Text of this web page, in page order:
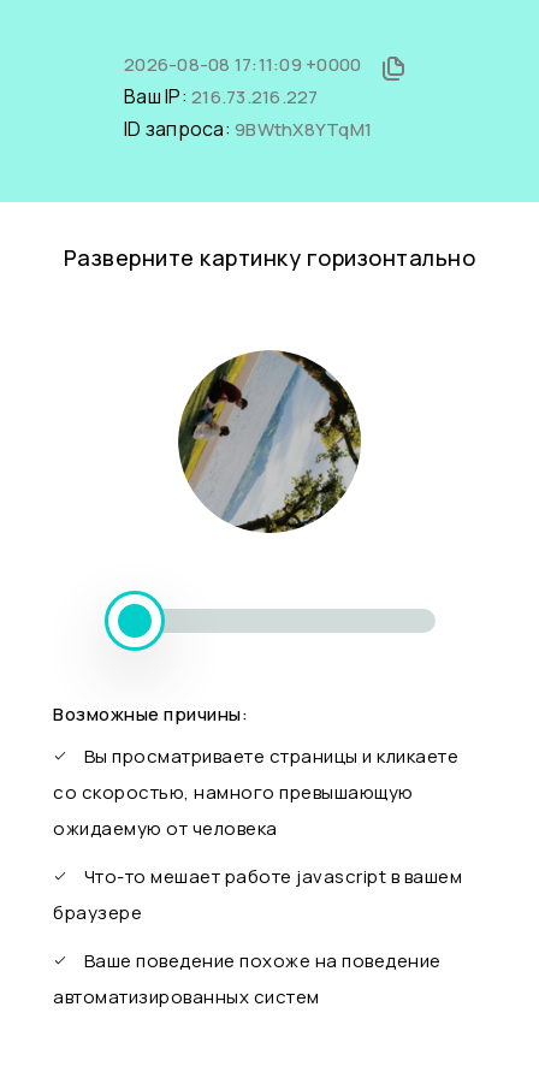
2026-08-08 17:11:09 +0000
Ваш IP: 216.73.216.227
ID запроса: 9BWthX8YTqM1
Разверните картинку горизонтально
Возможные причины:
Вы просматриваете страницы и кликаете
со скоростью, намного превышающую
ожидаемую от человека
Что-то мешает работе javascript в вашем
браузере
Ваше поведение похоже на поведение
автоматизированных систем